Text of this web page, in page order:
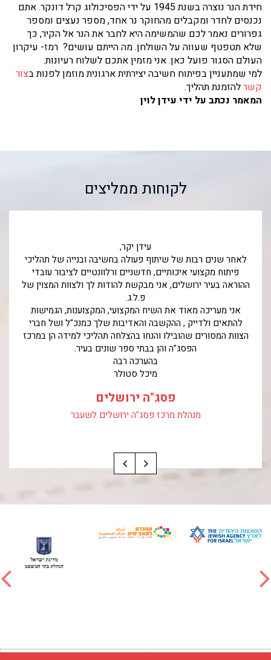
חידת הנר נוצרה בשנת 1945 על ידי הפסיכולוג קרל דונקר. אתם
נכנסים לחדר ומקבלים מהחוקר נר אחד, מספר נעצים ומספר
גפרורים נאמר לכם שהמשימה היא לחבר את הנר אל הקיר, כך
שלא תטפטף שעווה על השולחן. מה הייתם עושים? רמז- עיקרון
העולם הסגור פועל כאן. אני מזמין אתכם לשלוח רעיונות.
למי שמתעניין בפיתוח חשיבה יצירתית ארגונית מוזמן לפנות בצור
קשרלהזמנת תהליך.
המאמר נכתב על ידי עידן לוין
לקוחות ממליצים
לאחר שנים רבות של שיתוף פעולה בחשיבה ובנייה של
פיתוח מקצועי איכותיים, חדשניים ורלוונטיים לציבור
ההוראה בעיר ירושלים, אני מבקשת להודות לך ולצוות
אני מעריכה מאוד את השיח המקצועי, המקצוענות,
להתאים ולדייק , ההקשבה והאדיבות שלך כמנכ"ל ושל
הצוות המסורים שהובילו והנחו בהצלחה תהליכי למידה
הפסג"ה והן בבתי ספר שונים בעיר.
פסג"ה ירושלים
מנהלת מרכז פסג"ה ירושלים לשעבר
בך.
הקשבה, התאמה
לנו את